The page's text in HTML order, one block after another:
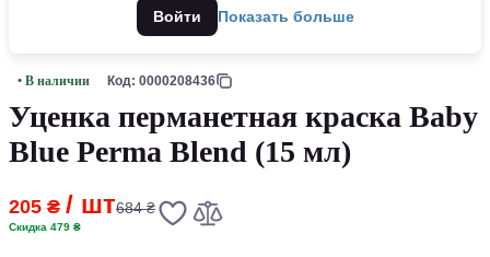
Войти Показать больше
• В наличии Код: 0000208436
Уценка перманетная краска Baby
Blue Perma Blend (15 мл)
205 ₴ / шт684 ₴
Скидка 479 ₴